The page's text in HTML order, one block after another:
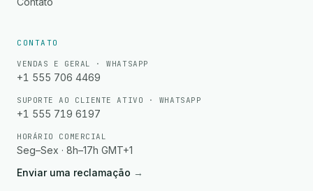
CONTATO
VENDAS E GERAL · WHATSAPP
+1 555 706 4469
SUPORTE AO CLIENTE ATIVO · WHATSAPP
+1 555 719 6197
HORÁRIO COMERCIAL
Seg–Sex · 8h–17h GMT+1
Enviar uma reclamação →